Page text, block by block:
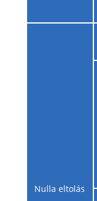
Nulla eltolás